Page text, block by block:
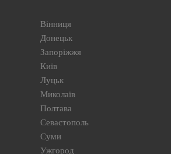
Вінниця
Донецьк
Запоріжжя
Київ
Луцьк
Миколаїв
Полтава
Севастополь
Суми
Ужгород